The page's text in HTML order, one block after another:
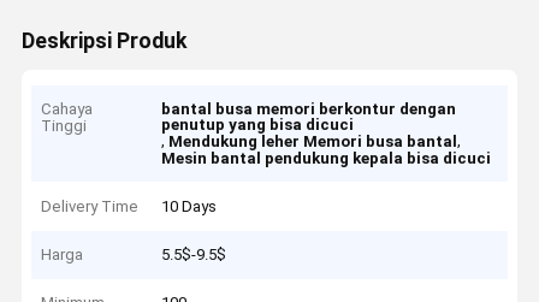
Deskripsi Produk
Cahaya
Tinggi
bantal busa memori berkontur dengan
penutup yang bisa dicuci
, Mendukung leher Memori busa bantal,
Mesin bantal pendukung kepala bisa dicuci
Delivery Time 10 Days
Harga 5.5$-9.5$